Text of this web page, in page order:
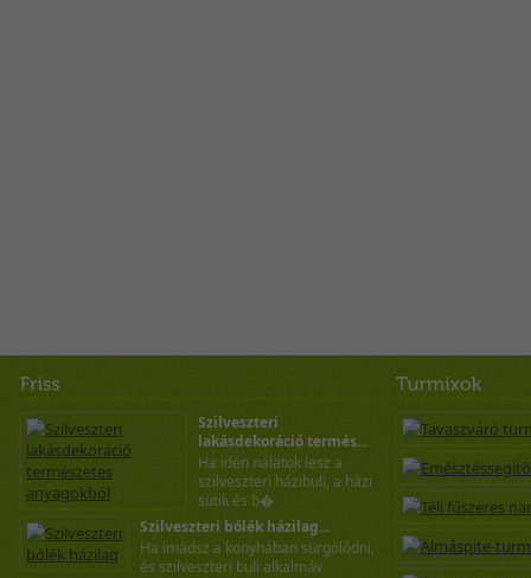
Szilveszteri
lakásdekoráció termés...
Ha idén nálatok lesz a
szilveszteri házibuli, a házi
sütik és b�
Szilveszteri bólék házilag...
Ha imádsz a konyhában sürgölődni,
és szilveszteri buli alkalmáv